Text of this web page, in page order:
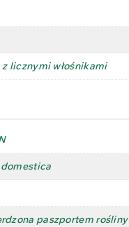
z licznymi włośnikami
paszportem rośliny